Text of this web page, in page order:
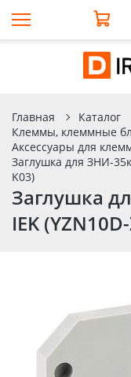
Главная Каталог
Клеммы, клеммные
Аксессуары для
Заглушка для ЗНИ-
K03)
Заглушка
IEK